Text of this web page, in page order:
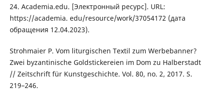
24. Academia.edu. [Электронный ресурс]. URL:
https://academia. edu/resource/work/37054172 (дата
обращения 12.04.2023).
Strohmaier P. Vom liturgischen Textil zum Werbebanner?
Zwei byzantinische Goldstickereien im Dom zu Halberstadt
// Zeitschrift für Kunstgeschichte. Vol. 80, no. 2, 2017. S.
219–246.